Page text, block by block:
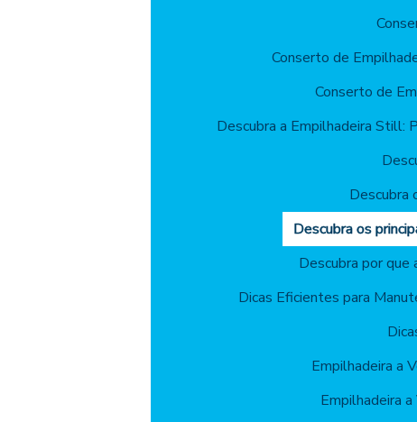
Conserto de
Conserto de
Descubra a Empilhadeira Still:
Descubra
Descubra os
Descubra por que
Dicas Eficientes para
Empilhadeira a
Empilhadeira